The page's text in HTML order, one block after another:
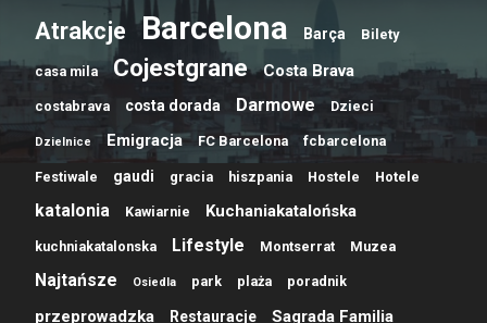
Atrakcje Barcelona Barça Bilety
casa mila Cojestgrane Costa Brava
costabrava costa dorada Darmowe Dzieci
Dzielnice Emigracja FC Barcelona fcbarcelona
Festiwale gaudi gracia hiszpania Hostele Hotele
katalonia Kawiarnie Kuchaniakatalońska
kuchniakatalonska Lifestyle Montserrat Muzea
Najtańsze Osiedla park plaża poradnik
przeprowadzka Restauracje Sagrada Familia